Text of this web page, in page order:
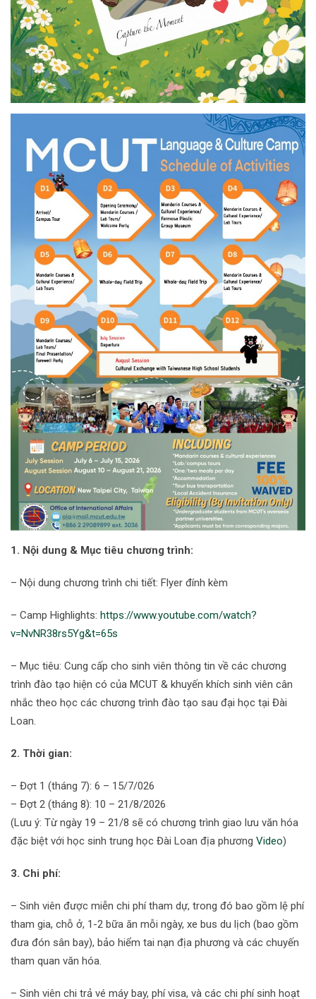
1. Nội dung & Mục tiêu chương trình:
– Nội dung chương trình chi tiết: Flyer đính kèm
– Camp Highlights: https://www.youtube.com/watch?
v=NvNR38rs5Yg&t=65s
– Mục tiêu: Cung cấp cho sinh viên thông tin về các chương
trình đào tạo hiện có của MCUT & khuyến khích sinh viên cân
nhắc theo học các chương trình đào tạo sau đại học tại Đài
Loan.
2. Thời gian:
– Đợt 1 (tháng 7): 6 – 15/7/026
– Đợt 2 (tháng 8): 10 – 21/8/2026
(Lưu ý: Từ ngày 19 – 21/8 sẽ có chương trình giao lưu văn hóa
đặc biệt với học sinh trung học Đài Loan địa phương Video)
3. Chi phí:
– Sinh viên được miễn chi phí tham dự, trong đó bao gồm lệ phí
tham gia, chỗ ở, 1-2 bữa ăn mỗi ngày, xe bus du lịch (bao gồm
đưa đón sân bay), bảo hiểm tai nạn địa phương và các chuyến
tham quan văn hóa.
– Sinh viên chi trả vé máy bay, phí visa, và các chi phí sinh hoạt